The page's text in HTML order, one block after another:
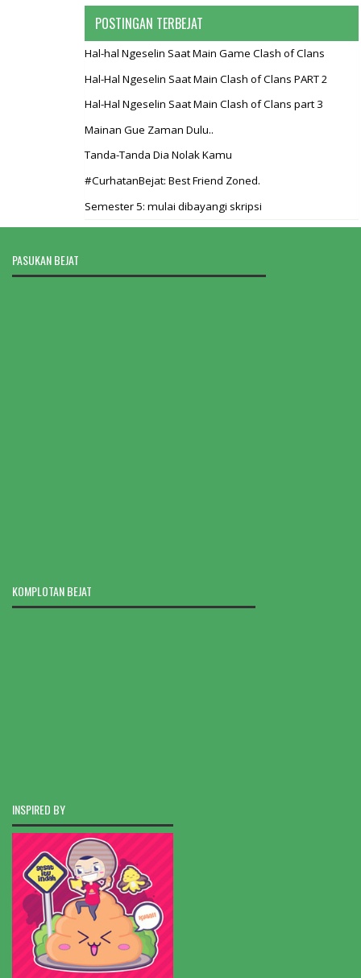
POSTINGAN TERBEJAT
Hal-hal Ngeselin Saat Main Game Clash of Clans
Hal-Hal Ngeselin Saat Main Clash of Clans PART 2
Hal-Hal Ngeselin Saat Main Clash of Clans part 3
Mainan Gue Zaman Dulu..
Tanda-Tanda Dia Nolak Kamu
#CurhatanBejat: Best Friend Zoned.
Semester 5: mulai dibayangi skripsi
PASUKAN BEJAT
KOMPLOTAN BEJAT
INSPIRED BY